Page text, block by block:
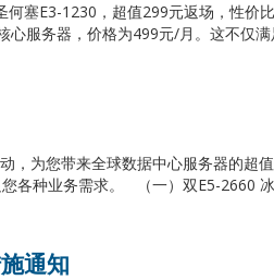
塞E3-1230，超值299元返场，性价
服务器，价格为499元/月。这不仅
为您带来全球数据中心服务器的超
各种业务需求。 （一）双E5-2660
通知